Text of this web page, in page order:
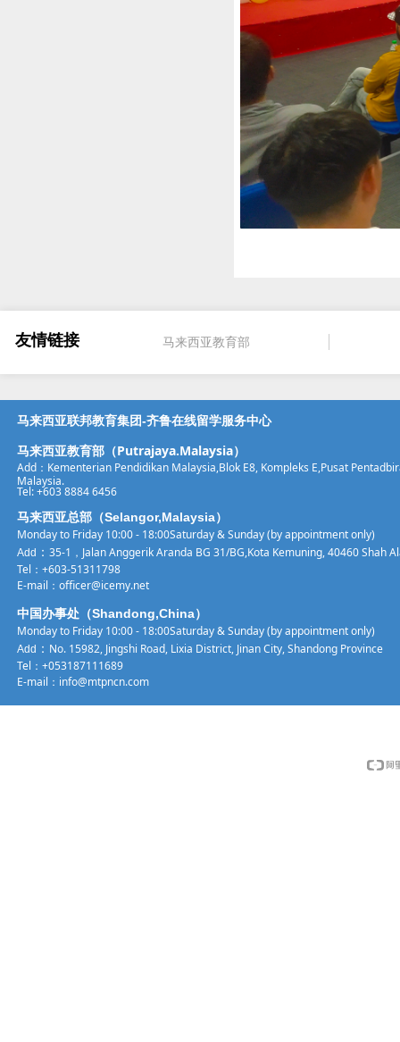
马来西亚教育部
友情链接
马来西亚联邦教育集团-齐鲁在线留学服务中心
马来西亚教育部（Putrajaya.Malaysia）
Add：Kementerian Pendidikan Malaysia,Blok E8, Kompleks E,Pusat
Malaysia.
Tel: +603 8884 6456
马来西亚总部（Selangor,Malaysia）
Monday to Friday 10:00 - 18:00Saturday & Sunday (by appointment only)
Add ： 35-1，Jalan Anggerik Aranda BG 31/BG,Kota Kemuning, 40460 Shah
Tel： +603-51311798
E-mail： officer@icemy.net
中国办事处（Shandong,China）
Monday to Friday 10:00 - 18:00Saturday & Sunday (by appointment only)
Add ： No. 15982, Jingshi Road, Lixia District, Jinan City, Shandong Province
Tel： +053187111689
E-mail：info@mtpncn.com